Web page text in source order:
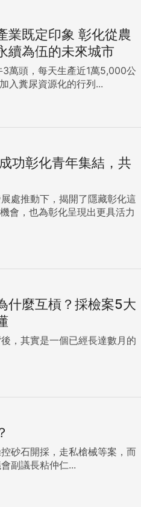
業既定印象 彰化從農
續為伍的未來城市
萬頭，每天生產近1萬5,000公
入糞尿資源化的行列...
功彰化青年集結，共
處推動下，揭開了隱藏彰化這
會，也為彰化呈現出更具活力
什麼互槓？採檢案5大
，其實是一個已經長達數月的
砂石開採，走私槍械等案，而
副議長粘仲仁...